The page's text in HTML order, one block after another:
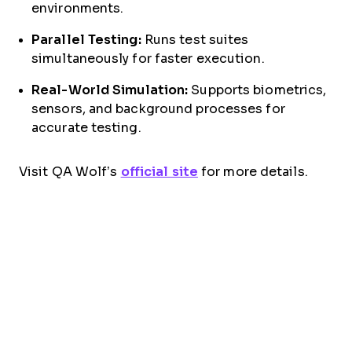
environments.
Parallel Testing:Runs test suites
simultaneously for faster execution.
Real-World Simulation: Supports biometrics,
sensors, and background processes for
accurate testing.
Visit QA Wolf’s official site for more details.